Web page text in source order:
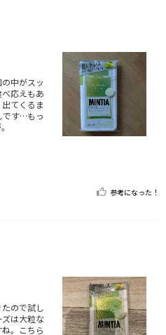
中がスッ
応えもあ
てくるま
です…もっ
参考になった！
ので試し
は大粒な
。こちら